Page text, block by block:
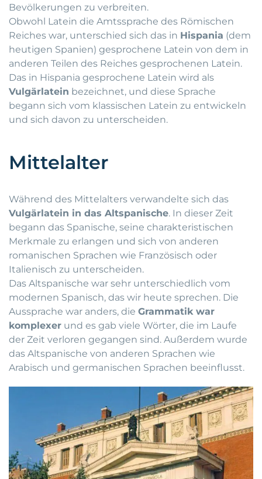
Bevölkerungen zu verbreiten.
Obwohl Latein die Amtssprache des Römischen
Reiches war, unterschied sich das in Hispania (dem
heutigen Spanien) gesprochene Latein von dem in
anderen Teilen des Reiches gesprochenen Latein.
Das in Hispania gesprochene Latein wird als
Vulgärlatein bezeichnet, und diese Sprache
begann sich vom klassischen Latein zu entwickeln
und sich davon zu unterscheiden.
Mittelalter
Während des Mittelalters verwandelte sich das
Vulgärlatein in das Altspanische. In dieser Zeit
begann das Spanische, seine charakteristischen
Merkmale zu erlangen und sich von anderen
romanischen Sprachen wie Französisch oder
Italienisch zu unterscheiden.
Das Altspanische war sehr unterschiedlich vom
modernen Spanisch, das wir heute sprechen. Die
Aussprache war anders, die Grammatik war
komplexer und es gab viele Wörter, die im Laufe
der Zeit verloren gegangen sind. Außerdem wurde
das Altspanische von anderen Sprachen wie
Arabisch und germanischen Sprachen beeinflusst.